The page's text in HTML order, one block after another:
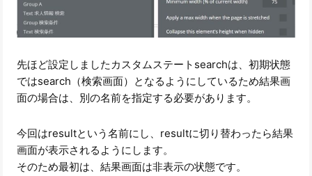
先ほど設定しましたカスタムステートsearchは、初期状態
ではsearch（検索画面）となるようにしているため結果画
面の場合は、別の名前を指定する必要があります。
今回はresultという名前にし、resultに切り替わったら結果
画面が表示されるようにします。
そのため最初は、結果画面は非表示の状態です。